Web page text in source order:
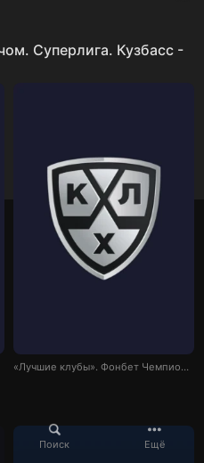
Поиск Ещё
Суперлига. Кузбасс -
«Лучшие клубы». Фонбет Чемпионат КХЛ. «Динамо» (Москва) - «Торпедо»